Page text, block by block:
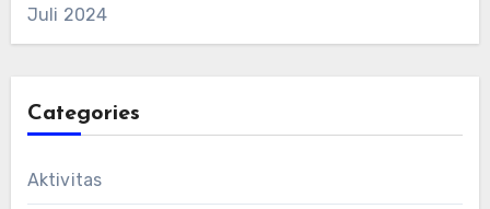
Juli 2024
Categories
Aktivitas